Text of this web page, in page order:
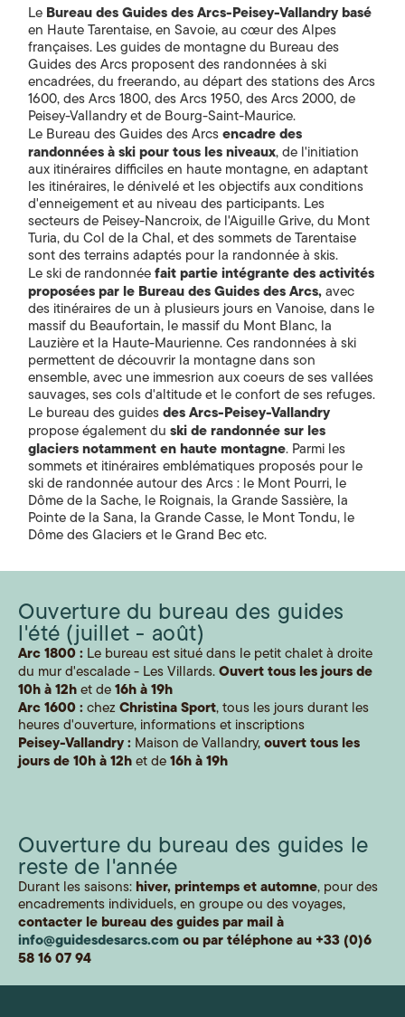
LeBureau des Guides des Arcs-Peisey-Vallandry basé
en Haute Tarentaise, en Savoie, au cœur des Alpes
françaises. Les guides de montagne du Bureau des
Guides des Arcs proposent des randonnées à ski
encadrées, du freerando, au départ des stations des Arcs
1600, des Arcs 1800, des Arcs 1950, des Arcs 2000, de
Peisey-Vallandry et de Bourg-Saint-Maurice.
Le Bureau des Guides des Arcsencadre des
randonnées à ski pour tous les niveaux, de l'initiation
aux itinéraires difficiles en haute montagne, en adaptant
les itinéraires, le dénivelé et les objectifs aux conditions
d'enneigement et au niveau des participants. Les
secteurs de Peisey-Nancroix, de l'Aiguille Grive, du Mont
Turia, du Col de la Chal, et des sommets de Tarentaise
sont des terrains adaptés pour la randonnée à skis.
Le ski de randonnéefait partie intégrante des activités
proposées par le Bureau des Guides des Arcs,avec
des itinéraires de un à plusieurs jours en Vanoise, dans le
massif du Beaufortain, le massif du Mont Blanc, la
Lauzière et la Haute-Maurienne. Ces randonnées à ski
permettent de découvrir la montagne dans son
ensemble, avec une immesrion aux coeurs de ses vallées
sauvages, ses cols d'altitude et le confort de ses refuges.
Le bureau des guidesdes Arcs-Peisey-Vallandry
propose également du ski de randonnée sur les
glaciers notamment en haute montagne. Parmi les
sommets et itinéraires emblématiques proposés pour le
ski de randonnée autour des Arcs : le Mont Pourri, le
Dôme de la Sache, le Roignais, la Grande Sassière, la
Pointe de la Sana, la Grande Casse, le Mont Tondu, le
Dôme des Glaciers et le Grand Bec etc.
canyoning
Mont Blanc
Grande Casse
4810m
Tour du Mont Blanc
massif du Mont Blanc
Alpinisme en Vanoise
Ouverture du bureau des guides
l'été (juillet - août)
Arc 1800 : Le bureau est situé dans le petit chalet à droite
du mur d'escalade - Les Villards.Ouvert tous les jours de
10h à 12het de16h à 19h
Arc 1600 :chez Christina Sport, tous les jours durant les
heures d'ouverture, informations et inscriptions
Peisey-Vallandry : Maison de Vallandry,ouvert tous les
jours de 10h à 12het de16h à 19h
Ouverture du bureau des guides le
reste de l'année
Durant les saisons: hiver, printemps et automne, pour des
encadrements individuels, en groupe ou des voyages,
contacter le bureau des guides par mail à
info@guidesdesarcs.comou par téléphone au +33 (0)6
58 16 07 94